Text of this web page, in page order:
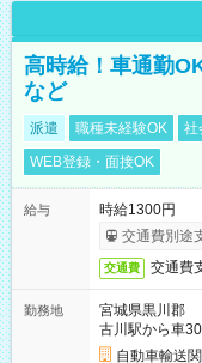
高時給！車通勤
など
派遣 職種未経験OK 社
WEB登録・面接OK
給与
時給1300円
交通費別途
交通費 交通費
勤務地
宮城県黒川郡
古川駅から車
自動車輸送